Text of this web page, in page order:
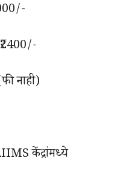
नाही)
केंद्रांमध्ये